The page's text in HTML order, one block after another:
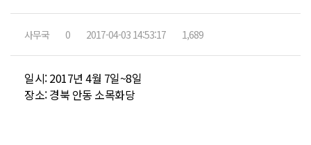
사무국 0 2017-04-03 14:53:17 1,689
일시: 2017년 4월 7일~8일
장소: 경북 안동 소목화당